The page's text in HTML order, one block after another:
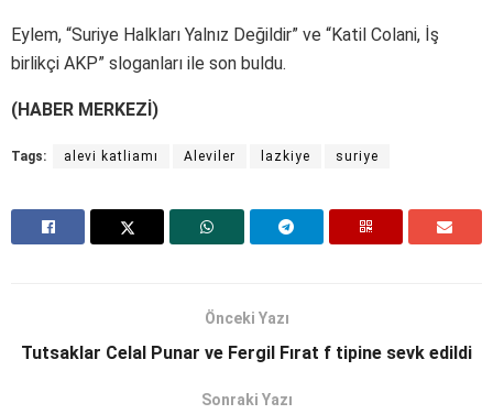
Eylem, “Suriye Halkları Yalnız Değildir” ve “Katil Colani, İş
birlikçi AKP” sloganları ile son buldu.
(HABER MERKEZİ)
Tags: alevi katliamı Aleviler lazkiye suriye
Önceki Yazı
Tutsaklar Celal Punar ve Fergil Fırat f tipine sevk edildi
Sonraki Yazı